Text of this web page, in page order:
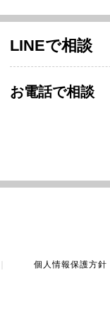
LINEで相談
お電話で相談
個人情報保護方針